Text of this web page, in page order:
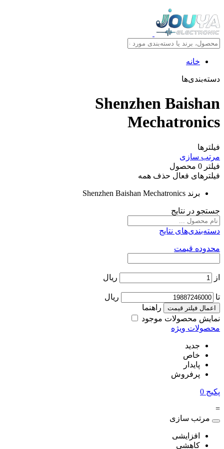
خانه
دسته‌بندی‌ها
Shenzhen Baishan
Mechatronics
فیلترها
مرتب سازی
فیلتر 0 محصول
فیلترهای فعال حذف همه
برند Shenzhen Baishan Mechatronics
جستجو در نتایج
دسته‌بندی‌های نتایج
محدوده قیمت
از ریال
تا ریال
اعمال فیلتر قیمت
راهنما
نمایش محصولات موجود
محصولات ویژه
جدید
خاص
پایدار
پرفروش
پکیج 0
=
مرتب سازی
افزایشی
کاهشی